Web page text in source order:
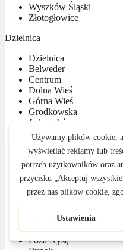
Wyszków Śląski
Złotogłowice
Dzielnica
Dzielnica
Belweder
Centrum
Dolna Wieś
Górna Wieś
Grodkowska
Jędrzychów
Os. Belweder Park
Os. Gałczyńskiego
Os. KEN
Os. Kościuszki
Os. Podzamcze Sektor A
Os. Podzamcze Sektor B
Os. Podzamcze Sektor C
Os. Południe
Os. Rodziewiczówny
Osiedla
Poza Nysą